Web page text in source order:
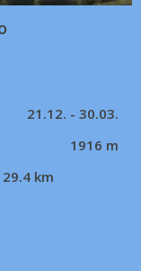
21.12. - 30.03.
1916 m
29.4 km